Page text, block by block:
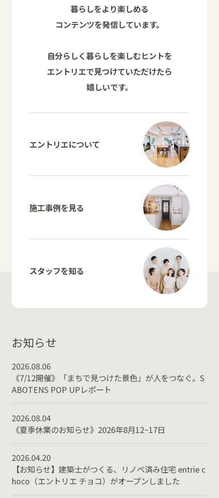
暮らしをより楽しめる
コンテンツを発信しています。
自分らしく暮らしを楽しむヒントを
エントリエで見つけていただけたら
嬉しいです。
エントリエについて
施工事例を見る
スタッフを知る
お知らせ
2026.08.06
《7/12開催》「まちで見つけた景色」が人をつなぐ。S
ABOTENS POP UPレポート
2026.08.04
《夏季休業のお知らせ》2026年8月12~17日
2026.04.20
【お知らせ】建築士がつくる、リノベ済み住宅 entrie c
hoco（エントリエ チョコ）がオープンしました